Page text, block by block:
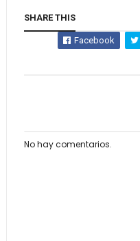
SHARE THIS
Facebook
No hay comentarios.